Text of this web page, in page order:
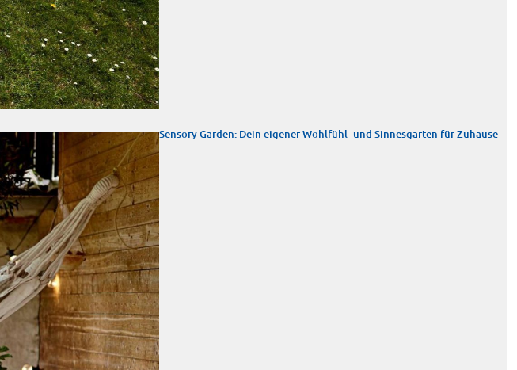
Sensory Garden: Dein eigener Wohlfühl- und Sinnesgarten für Zuhause